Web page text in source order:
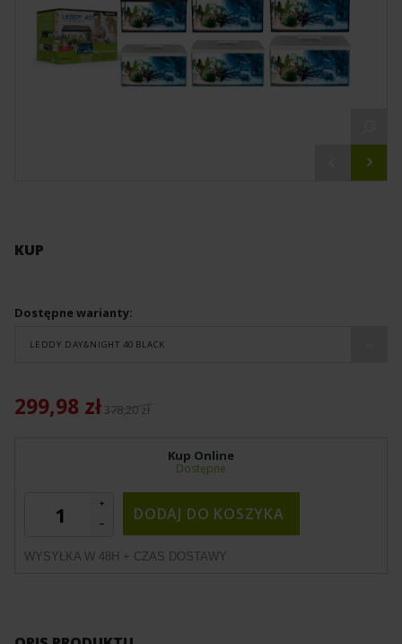
KUP
Dostępne warianty:
LEDDY DAY&NIGHT 40 BLACK
299,98 zł 378,20 zł
Kup Online
Dostępne
DODAJ DO KOSZYKA
WYSYŁKA W 48H + CZAS DOSTAWY